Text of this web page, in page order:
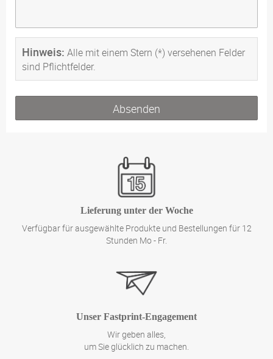
Hinweis: Alle mit einem Stern (*) versehenen Felder
sind Pflichtfelder.
Absenden
Lieferung unter der Woche
Verfügbar für ausgewählte Produkte und Bestellungen für 12
Stunden Mo - Fr.
Unser Fastprint-Engagement
Wir geben alles,
um Sie glücklich zu machen.